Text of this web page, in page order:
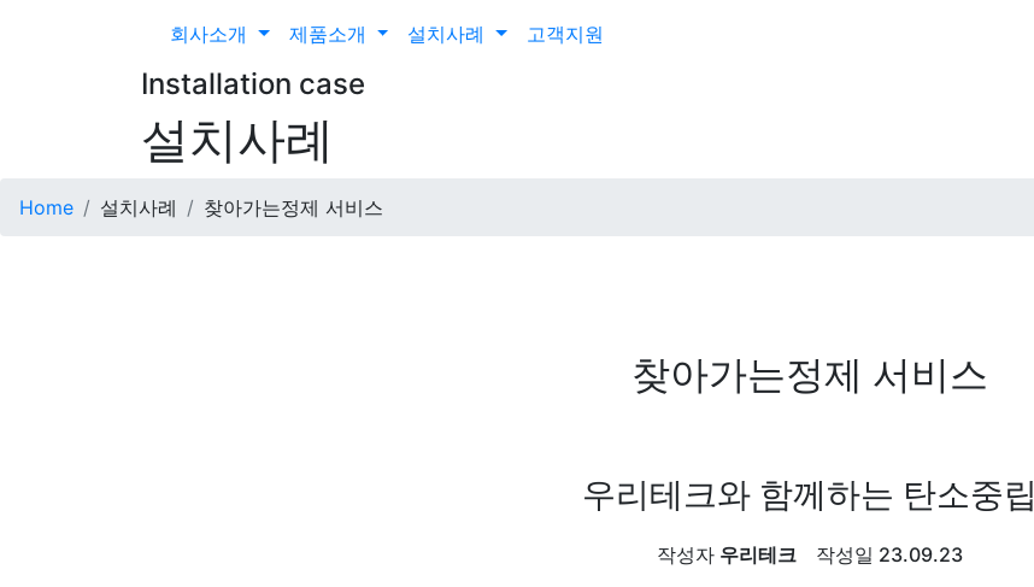
회사소개 제품소개 설치사례 고객지원
Installation case
설치사례
Home 설치사례 찾아가는정제 서비스
찾아가는정제 서비스
우리테크와 함께하는 탄소중립
작성자 우리테크 작성일 23.09.23